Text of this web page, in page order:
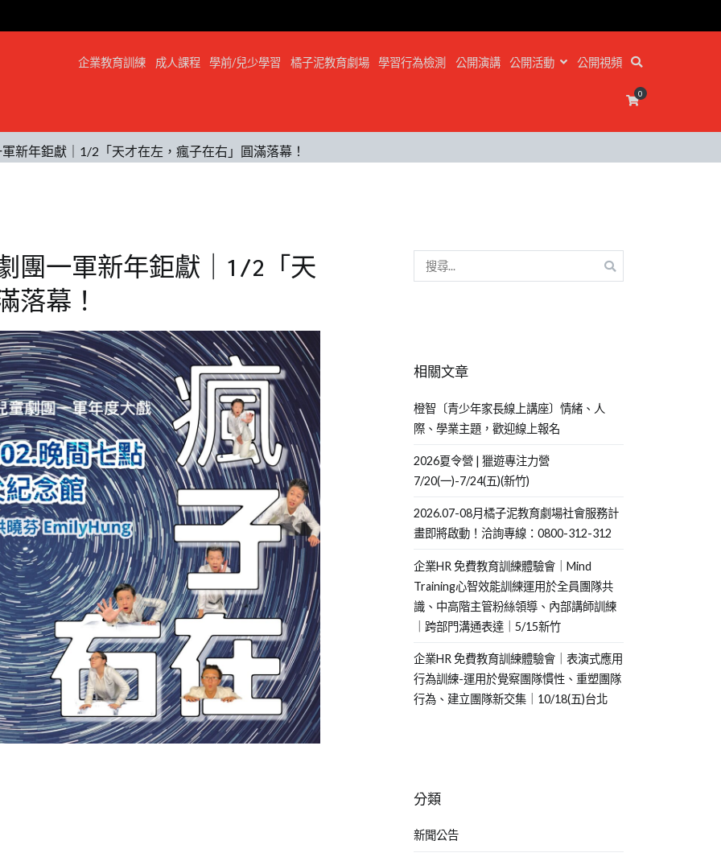
企業教育訓練 成人課程 學前/兒少學習 橘子泥教育劇場 學習行為檢測 公開演講 公開活動 公開視頻
0
新年鉅獻｜1/2「天才在左，瘋子在右」圓滿落幕！
團一軍新年鉅獻｜1/2「天
落幕！
相關文章
橙智〔青少年家長線上講座〕情緒、人
際、學業主題，歡迎線上報名
2026夏令營 | 獵遊專注力營
7/20(一)-7/24(五)(新竹)
2026.07-08月橘子泥教育劇場社會服務計
畫即將啟動！洽詢專線：0800-312-312
企業HR 免費教育訓練體驗會｜Mind
Training心智效能訓練運用於全員團隊共
識、中高階主管粉絲領導、內部講師訓練
｜跨部門溝通表達｜5/15新竹
企業HR 免費教育訓練體驗會｜表演式應用
行為訓練-運用於覺察團隊慣性、重塑團隊
行為、建立團隊新交集｜10/18(五)台北
分類
新聞公告